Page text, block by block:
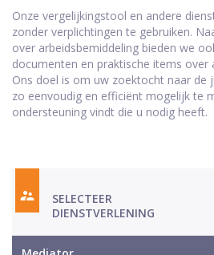
Onze vergelijkingstool en andere
zonder verplichtingen te gebruiken.
over arbeidsbemiddeling bieden we
documenten en praktische items over
Ons doel is om uw zoektocht naar de
zo eenvoudig en efficiënt mogelijk te
ondersteuning vindt die u nodig heeft.
SELECTEER
DIENSTVERLENING